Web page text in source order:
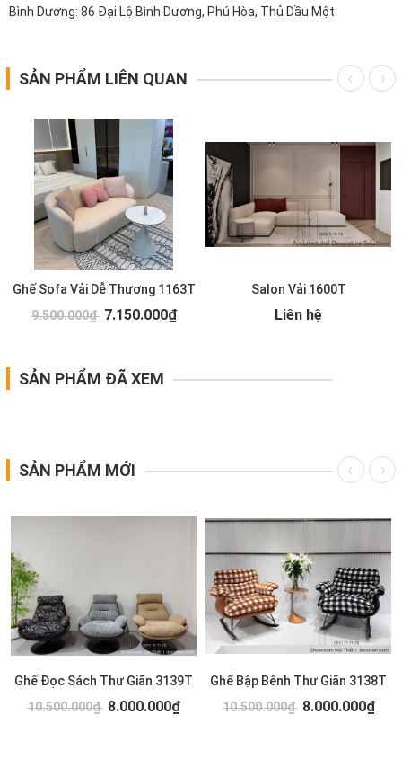
Bình Dương: 86 Đại Lộ Bình Dương, Phú Hòa, Thủ Dầu Một.
SẢN PHẨM LIÊN QUAN
Ghế Sofa Vải Dễ Thương 1163T
9.500.000₫ 7.150.000₫
Salon Vải 1600T
Liên hệ
SẢN PHẨM ĐÃ XEM
SẢN PHẨM MỚI
Ghế Đọc Sách Thư Giãn 3139T
10.500.000₫ 8.000.000₫
Ghế Bập Bênh Thư Giãn 3138T
10.500.000₫ 8.000.000₫